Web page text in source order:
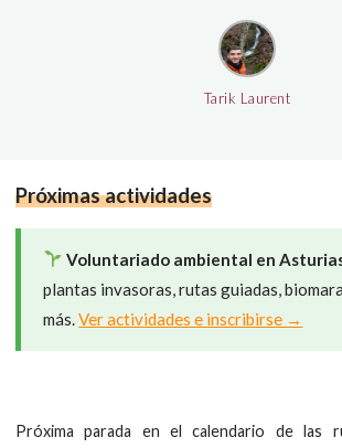
Tarik Laurent
Próximas actividades
Voluntariado ambiental en
plantas invasoras, rutas guiadas,
más.Ver actividades e inscribirse →
Próxima parada en el calendario de las